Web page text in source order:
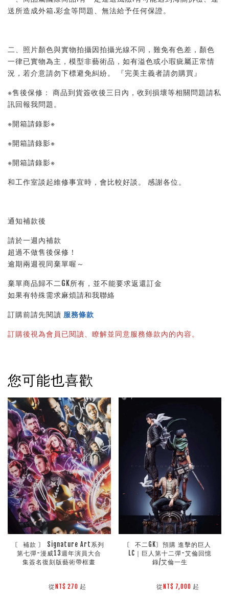
送所造成外箱.彩盒等問題、無法給予任何保證。
二、照片顏色與實物拍攝因拍攝光線不同，難免有色差，顏色
一律已實物為主，模型非藝術品，如有溢色或小瑕疵屬正常情
況，若介意請勿下標避免糾紛。 『完美主義者請勿購買』
※售後保修： 商品到貨簽收後三日內，收到損壞等相關問題請私
訊回報我問題。
※開箱請錄影※
※開箱請錄影※
※開箱請錄影※
和工作室談起維修事宜時，會比較好談。 感謝各位。
通知補款後
請於一週內補款
超過不做售後保修！
逾期兩週視同棄單喔～
棄單商品歸不二GK所有，並不能要求返還訂金
如果有特殊需求麻煩請和我聯絡
訂購前請先閱讀 服務條款
訂購後視為會員已閱讀、瞭解並同意服務條款內的內容。
您可能也喜歡
〘 補款 〙 Signature Art系列
第七彈-漫威13週年演員大合
集簽名復刻版藝術帶框畫
        從
NT$ 270 起
〘 不二GK〙預購 進擊的巨人
LC｜巨人第十二彈-艾倫回憶
錄/艾倫一生
        從
NT$ 7,000 起